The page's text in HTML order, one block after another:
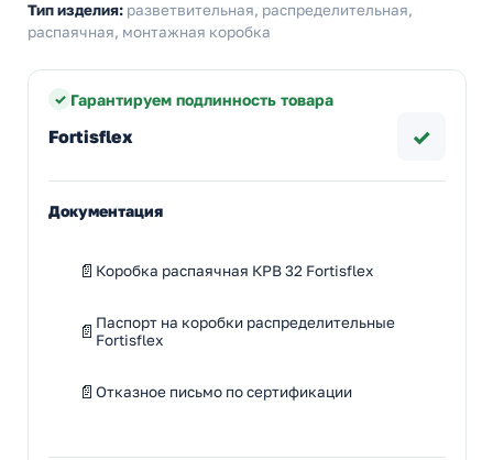
Тип изделия: разветвительная, распределительная,
распаячная, монтажная коробка
Гарантируем подлинность товара
Fortisflex ✓
Документация
Коробка распаячная КРВ 32 Fortisflex
Паспорт на коробки распределительные
Fortisflex
Отказное письмо по сертификации